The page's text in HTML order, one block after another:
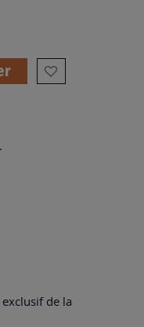
AJOUTER
GAP
de la